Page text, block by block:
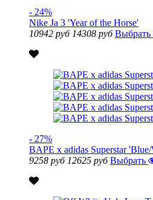
- 24%
Nike Ja 3 'Year of the Horse'
10942 руб 14308 руб Выбрать
- 27%
BAPE x adidas Superstar
9258 руб 12625 руб Выбрать